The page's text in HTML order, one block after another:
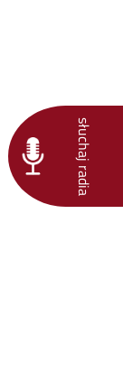
słuchaj radia